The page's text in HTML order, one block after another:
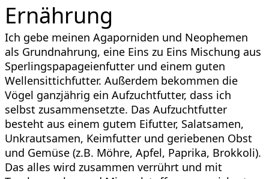
Ernährung
Ich gebe meinen Agaporniden und Neophemen
als Grundnahrung, eine Eins zu Eins Mischung aus
Sperlingspapageienfutter und einem guten
Wellensittichfutter. Außerdem bekommen die
Vögel ganzjährig ein Aufzuchtfutter, dass ich
selbst zusammensetzte. Das Aufzuchtfutter
besteht aus einem gutem Eifutter, Salatsamen,
Unkrautsamen, Keimfutter und geriebenen Obst
und Gemüse (z.B. Möhre, Apfel, Paprika, Brokkoli).
Das alles wird zusammen verrührt und mit